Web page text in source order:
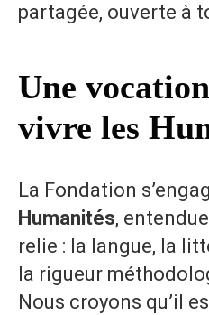
partagée, ouverte à
Une
vivre les
La Fondation
Humanités,
relie : la langue, la
la rigueur
Nous croyons qu’il